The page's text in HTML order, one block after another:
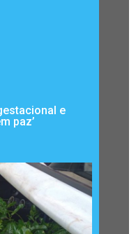
e
paz’